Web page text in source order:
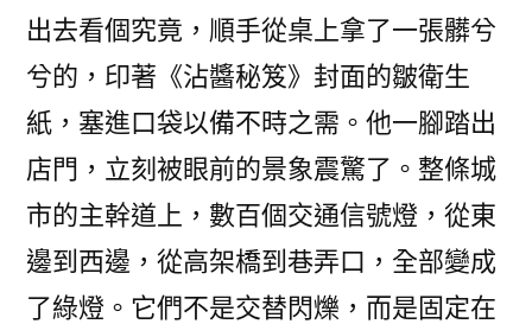
出去看個究竟，順手從桌上拿了一張髒兮
兮的，印著《沾醬秘笈》封面的皺衛生
紙，塞進口袋以備不時之需。他一腳踏出
店門，立刻被眼前的景象震驚了。整條城
市的主幹道上，數百個交通信號燈，從東
邊到西邊，從高架橋到巷弄口，全部變成
了綠燈。它們不是交替閃爍，而是固定在